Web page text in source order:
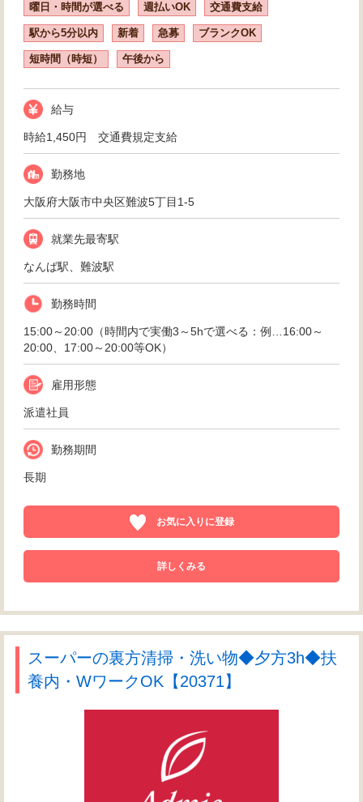
曜日・時間が選べる 週払いOK 交通費支給
駅から5分以内 新着 急募 ブランクOK
短時間（時短） 午後から
給与
時給1,450円 交通費規定支給
勤務地
大阪府大阪市中央区難波5丁目1-5
就業先最寄駅
なんば駅、難波駅
勤務時間
15:00～20:00（時間内で実働3～5hで選べる：例…16:00～
20:00、17:00～20:00等OK）
雇用形態
派遣社員
勤務期間
長期
お気に入りに登録
詳しくみる
スーパーの裏方清掃・洗い物◆夕方3h◆扶
養内・WワークOK【20371】